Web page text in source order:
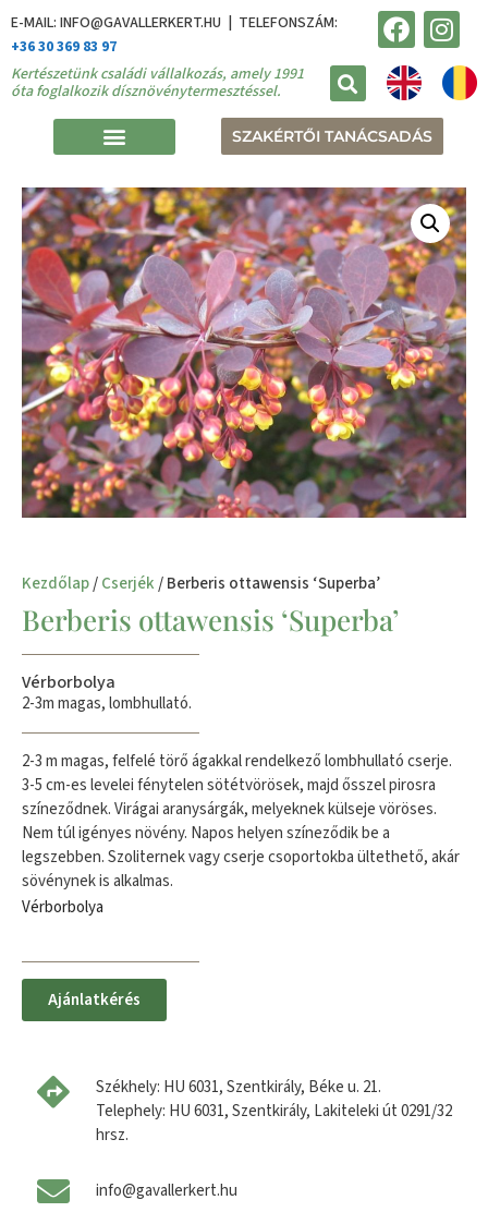
E-MAIL: INFO@GAVALLERKERT.HU | TELEFONSZÁM:
+36 30 369 83 97
Kertészetünk családi vállalkozás, amely 1991
óta foglalkozik dísznövénytermesztéssel.
SZAKÉRTŐI TANÁCSADÁS
Kezdőlap/Cserjék/ Berberis ottawensis ‘Superba’
Berberis ottawensis ‘Superba’
Vérborbolya
2-3m magas, lombhullató.
2-3 m magas, felfelé törő ágakkal rendelkező lombhullató cserje.
3-5 cm-es levelei fénytelen sötétvörösek, majd ősszel pirosra
színeződnek. Virágai aranysárgák, melyeknek külseje vöröses.
Nem túl igényes növény. Napos helyen színeződik be a
legszebben. Szoliternek vagy cserje csoportokba ültethető, akár
sövénynek is alkalmas.
Vérborbolya
Ajánlatkérés
Székhely: HU 6031, Szentkirály, Béke u. 21.
Telephely: HU 6031, Szentkirály, Lakiteleki út 0291/32
hrsz.
info@gavallerkert.hu